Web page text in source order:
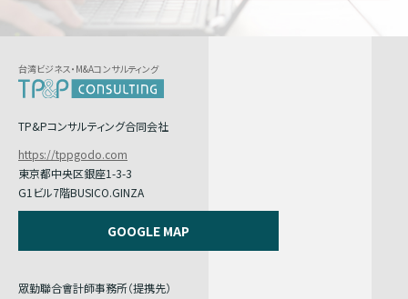
台湾ビジネス・M&Aコンサルティング
TP&Pコンサルティング合同会社
https://tppgodo.com
東京都中央区銀座1-3-3
G1ビル7階BUSICO.GINZA
GOOGLE MAP
眾勤聯合會計師事務所（提携先）